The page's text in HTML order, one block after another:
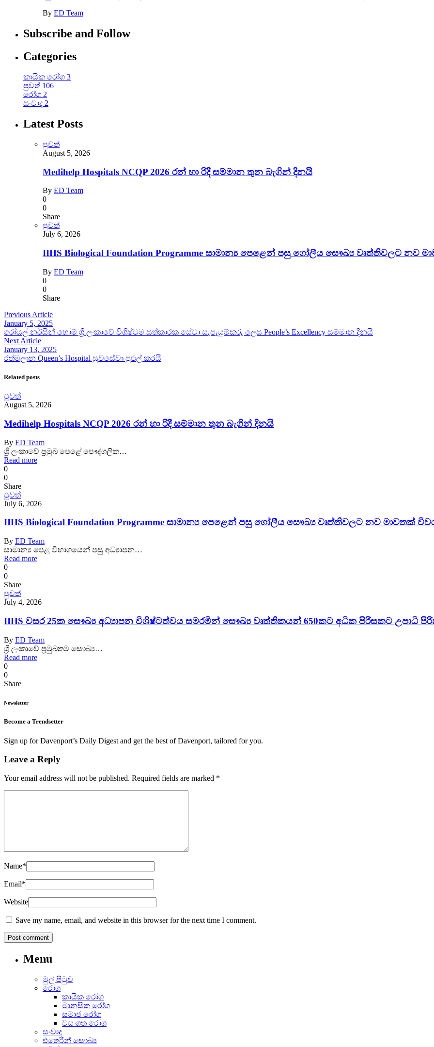
By ED Team
Subscribe and Follow
Categories
කායික රෝග 3
පුවත් 106
රෝග 2
සංවාද 2
Latest Posts
පුවත්
August 5, 2026
Medihelp Hospitals NCQP 2026 රන් හා රිදී සම්මාන තුන බැගින් දිනයි
By ED Team
0
0
Share
පුවත්
July 6, 2026
IIHS Biological Foundation Programme සාමාන්‍ය පෙළෙන් පසු ගෝලීය සෞඛ්‍ය වෘත්තිවලට නව
By ED Team
0
0
Share
Previous Article
January 5, 2025
රෝයල් නර්සින් හෝම් ශ්‍රී ලංකාවේ විශිෂ්ටම සත්කාරක සේවා සැපැයුම්කරු ලෙස People’s Excellency සම්මාන දිනයි
Next Article
January 13, 2025
රත්මලාන Queen’s Hospital සුවසේවා පුළුල් කරයි
Related posts
පුවත්
August 5, 2026
Medihelp Hospitals NCQP 2026 රන් හා රිදී සම්මාන තුන බැගින් දිනයි
By ED Team
ශ්‍රී ලංකාවේ ප්‍රමුඛ පෙළේ පෞද්ගලික…
Read more
0
0
Share
පුවත්
July 6, 2026
IIHS Biological Foundation Programme සාමාන්‍ය පෙළෙන් පසු ගෝලීය සෞඛ්‍ය වෘත්තිවලට නව මාවතක්
By ED Team
සාමාන්‍ය පෙළ විභාගයෙන් පසු අධ්‍යාපන…
Read more
0
0
Share
පුවත්
July 4, 2026
IIHS වසර 25ක සෞඛ්‍ය අධ්‍යාපන විශිෂ්ටත්වය සමරමින් සෞඛ්‍ය වෘත්තිකයන් 650කට අධික පිරිසකට උපාධි
By ED Team
ශ්‍රී ලංකාවේ ප්‍රමුඛතම සෞඛ්‍ය…
Read more
0
0
Share
Newsletter
Become a Trendsetter
Sign up for Davenport’s Daily Digest and get the best of Davenport, tailored for you.
Leave a Reply
Your email address will not be published. Required fields are marked *
Name*
Email*
Website
Save my name, email, and website in this browser for the next time I comment.
Menu
මුල් පිටුව
රෝග
කායික රෝග
මානසික රෝග
සමාජ රෝග
වසංගත රෝග
සංවාද
එතෙරින් සෞඛ්‍ය